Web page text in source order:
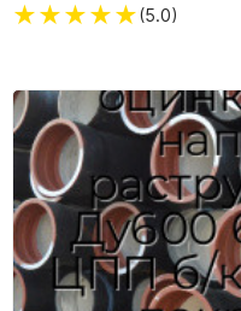
★★★★★(5.0)